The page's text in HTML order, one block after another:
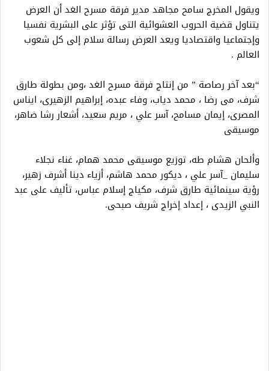
ويقول المخرج سامح مجاهد مدير فرقة مسرح الغد أن العرض
يتناول قضية الحروب العشوائية التى تؤثر على البشرية نفسيا
وإجتماعيا واقتصاديا ويعد العرض رسالة سلام إلى كل شعوب
العالم .
“بعد آخر رصاصة ” من إنتاج فرقة مسرح الغد ،ومن بطولة طارق
شرف، مى رضا ، محمد دياب، وفاء عبده، إبراهيم الزهيرى، ايناس
المصرى، إيمان مسامح، آسر علي ، مريم سعيد، أشعار رشا ضاهر،
موسيقى
وألحان هشام طه، توزيع موسيقى محمد همام، غناء نجلاء
سليمان _آسر علي ، ديكور محمد هاشم، أزياء دينا أشرف زهير،
رؤية سينمائية طارق شرف، مكياج إسلام عباس، تأليف على عبد
النبي الزيدى ، إعداد إخراج شريف صبحى.